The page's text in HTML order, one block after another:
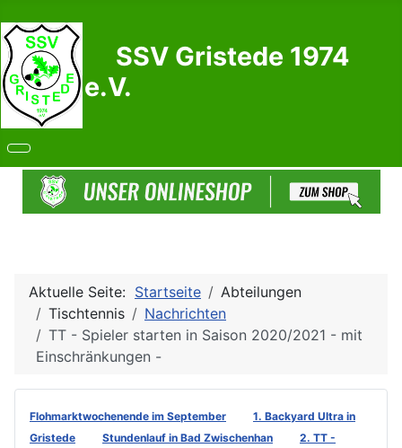
SSV Gristede 1974
e.V.
Aktuelle Seite: Startseite
Abteilungen
Tischtennis
Nachrichten
TT - Spieler starten in Saison 2020/2021 - mit
Einschränkungen -
Flohmarktwochenende im September
1. Backyard Ultra in
Gristede
Stundenlauf in Bad Zwischenhan
2. TT -